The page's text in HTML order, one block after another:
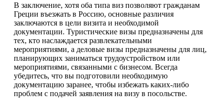
В заключение, хотя оба типа виз позволяют гражданам
Греции въезжать в Россию, основные различия
заключаются в цели визита и необходимой
документации. Туристические визы предназначены для
тех, кто наслаждается развлекательными
мероприятиями, а деловые визы предназначены для лиц,
планирующих заниматься трудоустройством или
мероприятиями, связанными с бизнесом. Всегда
убедитесь, что вы подготовили необходимую
документацию заранее, чтобы избежать каких-либо
проблем с подачей заявления на визу в посольстве.